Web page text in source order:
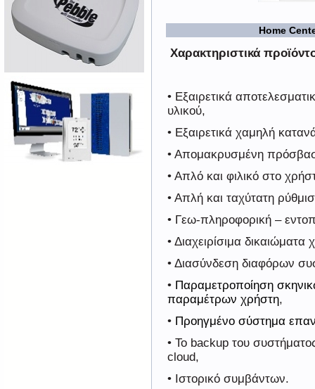
Home
Χαρακτηριστικά
• Εξαιρετικά
υλικού,
• Εξαιρετικά χαμηλή
• Απομακρυσμένη
• Απλό και φιλικό στο
• Απλή και ταχύτατη
• Γεω-πληροφορική –
• Διαχειρίσιμα
• Διασύνδεση διαφόρων
• Παραμετροποίηση
παραμέτρων χρήστη,
• Προηγμένο σύστημα
• Το backup του
cloud,
• Ιστορικό συμβάντων.